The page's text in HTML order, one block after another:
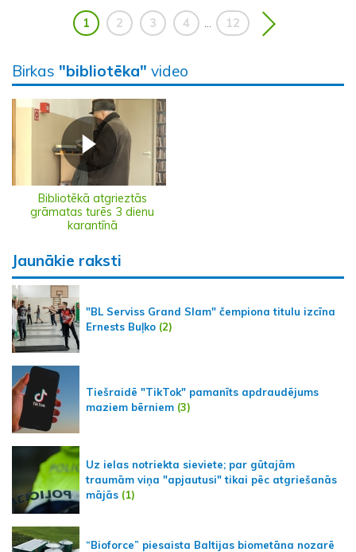
1 2 3 4 12
Birkas "bibliotēka" video
Bibliotēkā atgrieztās
grāmatas turēs 3 dienu
karantīnā
Jaunākie raksti
"BL Serviss Grand Slam" čempiona titulu izcīna
Ernests Buļko (2)
Tiešraidē "TikTok" pamanīts apdraudējums
maziem bērniem (3)
Uz ielas notriekta sieviete; par gūtajām
traumām viņa "apjautusi" tikai pēc atgriešanās
mājās (1)
“Bioforce” piesaista Baltijas biometāna nozarē